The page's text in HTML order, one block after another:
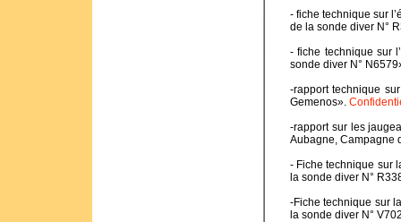
- fiche technique sur
de la sonde diver N°
- fiche technique sur
sonde diver N°
-rapport technique
Gemenos».
-rapport sur les
Aubagne, Campagne
- Fiche technique sur
la sonde diver N°
-Fiche technique sur
la sonde diver N°